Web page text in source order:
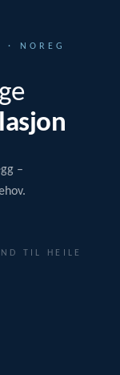
NOREG
–
TIL HEILE